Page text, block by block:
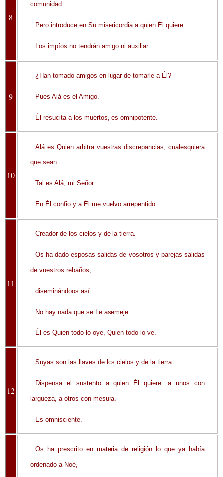
8
comunidad.
Pero introduce en Su misericordia a quien Él quiere.
Los impíos no tendrán amigo ni auxiliar.
9
¿Han tomado amigos en lugar de tomarle a Él?
Pues Alá es el Amigo.
Él resucita a los muertos, es omnipotente.
10
Alá es Quien arbitra vuestras discrepancias, cualesquiera
que sean.
Tal es Alá, mi Señor.
En Él confio y a Él me vuelvo arrepentido.
11
Creador de los cielos y de la tierra.
Os ha dado esposas salidas de vosotros y parejas salidas
de vuestros rebaños,
diseminándoos así.
No hay nada que se Le asemeje.
Él es Quien todo lo oye, Quien todo lo ve.
12
Suyas son las llaves de los cielos y de la tierra.
Dispensa el sustento a quien Él quiere: a unos con
largueza, a otros con mesura.
Es omnisciente.
Os ha prescrito en materia de religión lo que ya había
ordenado a Noé,